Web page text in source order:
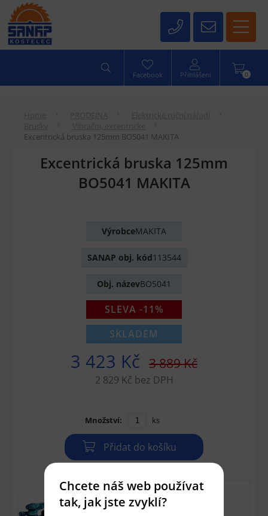
0
Facebook Přihlášení
Excentrická bruska 125mm BO5041 MAKITA
Excentrická bruska 125mm
BO5041 MAKITA
VýrobceMAKITA
SANAP obj. kód113544
Obj. názevBO5041
SLEVA -11%
SKLADEM
3 423 Kč 3 889 Kč
2 829 Kč bez DPH
Množství: ks
Přidat do košíku
Chcete náš web používat
tak, jak jste zvyklí?